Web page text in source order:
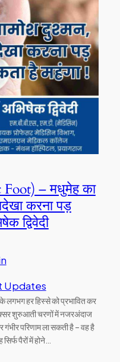
Foot) – मधुमेह का
करना पड़
द्विवेदी
Updates
के लगभग हर हिस्से को प्रभावित कर
शुरुआती चरणों में नजरअंदाज
परिणाम ला सकती है – वह है
पैरों में होने…